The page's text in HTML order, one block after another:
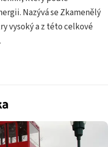
Nazývá se Zkamenělý
vysoký a z této celkové